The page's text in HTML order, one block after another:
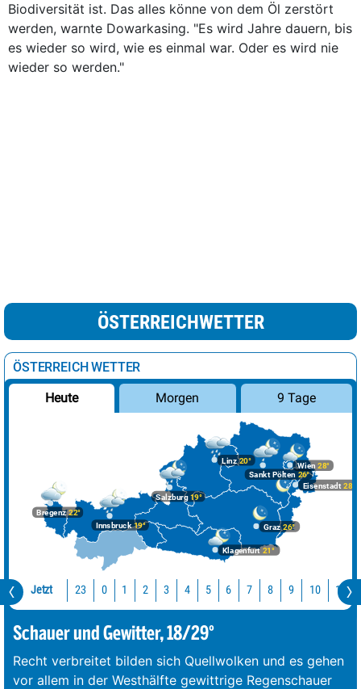
Biodiversität ist. Das alles könne von dem Öl zerstört
werden, warnte Dowarkasing. "Es wird Jahre dauern, bis
es wieder so wird, wie es einmal war. Oder es wird nie
wieder so werden."
ÖSTERREICHWETTER
ÖSTERREICH WETTER
Heute Morgen 9 Tage
Bregenz22°
Graz26°
Innsbruck19°
Klagenfurt 21°
Linz20°
Salzburg19°
Wien 28°
Eisenstadt 28°
Sankt Pölten 26°
Jetzt 23 0 1 2 3 4 5 6 7 8 9 10 11
Schauer und Gewitter, 18/29°
Recht verbreitet bilden sich Quellwolken und es gehen
vor allem in der Westhälfte gewittrige Regenschauer